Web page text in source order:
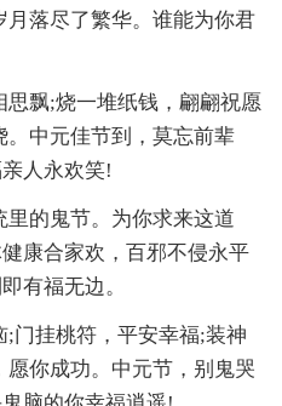
落尽了繁华。谁能为你君
飘;烧一堆纸钱，翩翩祝愿
中元佳节到，莫忘前辈
人永欢笑!
的鬼节。为你求来这道
康合家欢，百邪不侵永平
有福无边。
挂桃符，平安幸福;装神
你成功。中元节，别鬼哭